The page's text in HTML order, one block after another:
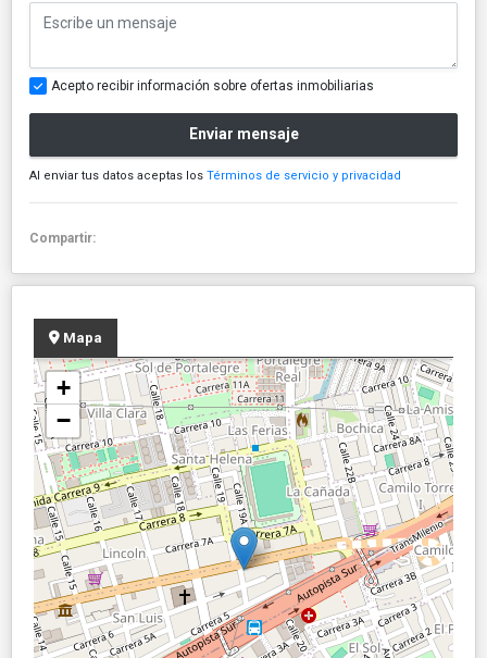
Acepto recibir información sobre ofertas inmobiliarias
Enviar mensaje
Al enviar tus datos aceptas los Términos de servicio y privacidad
Compartir:
Mapa
+
−